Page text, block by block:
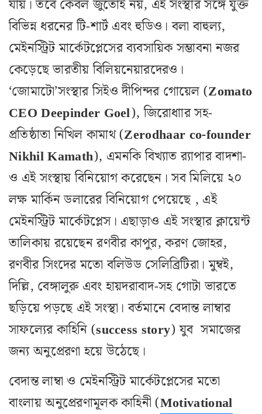
যায়। তবে কেবল জুতোই নয়, এই সংস্থার সঙ্গে যুক্ত
বিভিন্ন ধরনের টি-শার্ট এবং হুডিও। বলা বাহুল্য,
মেইনস্ট্রিট মার্কেটপ্লেসের ব্যবসায়িক সম্ভাবনা নজর
কেড়েছে ভারতীয় বিলিয়নেয়ারদেরও।
‘জোমাটো’সংস্থার সিইও দীপিন্দর গোয়েল (Zomato
CEO Deepinder Goel), জিরোধাার সহ-
প্রতিষ্ঠাতা নিখিল কামাথ (Zerodhaar co-founder
Nikhil Kamath), এমনকি বিখ্যাত র‌্যাপার বাদশা-
ও এই সংস্থায় বিনিয়োগ করেছেন। সব মিলিয়ে ২০
লক্ষ মার্কিন ডলারের বিনিয়োগ পেয়েছে , এই
মেইনস্ট্রিট মার্কেটপ্লেস। এছাড়াও এই সংস্থার ক্লায়েন্ট
তালিকায় রয়েছেন রণবীর কাপুর, করণ জোহর,
রণবীর সিংদের মতো বলিউড সেলিব্রিটিরা। মুম্বই,
দিল্লি, বেঙ্গালুরু এবং হায়দরাবাদ-সহ গোটা ভারতে
ছড়িয়ে পড়ছে এই সংস্থা। বর্তমানে বেদান্ত লাম্বার
সাফল্যের কাহিনি (success story) যুব সমাজের
জন্য অনুপ্রেরণা হয়ে উঠেছে।
বেদান্ত লাম্বা ও মেইনস্ট্রিট মার্কেটপ্লেসের মতো
বাংলায় অনুপ্রেরণামূলক কাহিনী (Motivational